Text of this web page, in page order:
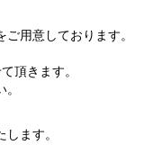
用意しております。
頂きます。
ます。